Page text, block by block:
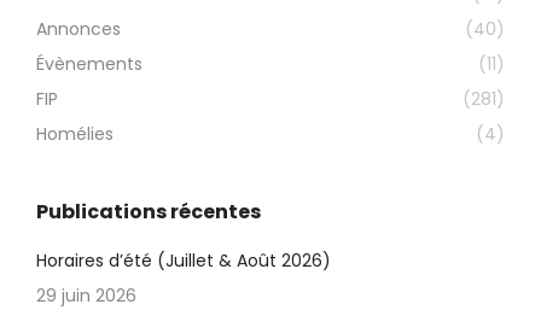
Annonces
(40)
Évènements
(11)
FIP
(281)
Homélies
(4)
Publications récentes
Horaires d’été (Juillet & Août 2026)
29 juin 2026